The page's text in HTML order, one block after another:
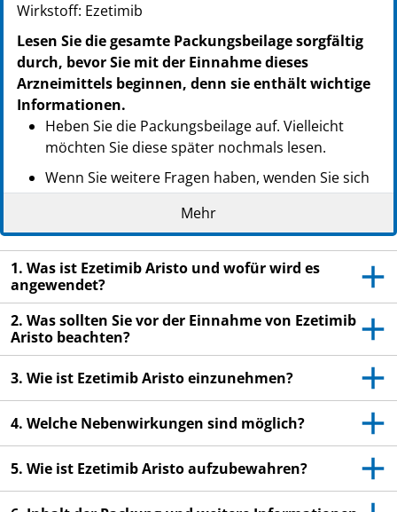
PZN: 14144085
PPN: 111414408552
Wirkstoff: Ezetimib
Lesen Sie die gesamte Packungsbeilage sorgfältig
durch, bevor Sie mit der Einnahme dieses
Arzneimittels beginnen, denn sie enthält wichtige
Informationen.
Heben Sie die Packungsbeilage auf. Vielleicht
möchten Sie diese später nochmals lesen.
Wenn Sie weitere Fragen haben, wenden Sie sich
an Ihren Arzt oder Apotheker.
Dieses Arzneimittel wurde Ihnen persönlich
verschrieben. Geben Sie es nicht an Dritte weiter.
Es kann anderen Menschen schaden, auch wenn
diese die gleichen Beschwerden haben wie Sie.
Wenn Sie Nebenwirkungen bemerken, wenden Sie
sich an Ihren Arzt oder Apotheker. Dies gilt auch
für Nebenwirkungen, die nicht in dieser
Packungsbeilage angegeben sind. Siehe Abschnitt
4.
Mehr
1. Was ist Ezetimib Aristo und wofür wird es
angewendet?
2. Was sollten Sie vor der Einnahme von Ezetimib
Aristo beachten?
3. Wie ist Ezetimib Aristo einzunehmen?
4. Welche Nebenwirkungen sind möglich?
5. Wie ist Ezetimib Aristo aufzubewahren?